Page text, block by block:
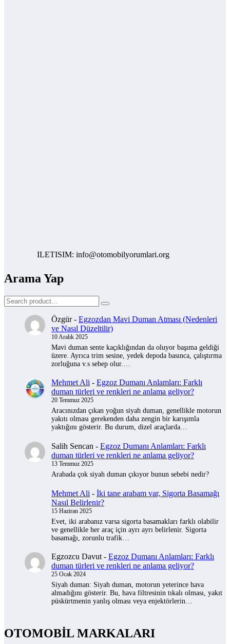
ILETISIM: info@otomobilyorumlari.org
Arama Yap
Özgür- Egzozdan Mavi Duman Atması (Nedenleri
ve Nasıl Düzeltilir)
10 Aralık 2025
Mavi duman sente kaçıklığından da oluyor başıma geldiği
üzere. Ayrıca trim sesine, yedek depoda basınca, çalıştırma
zorluğuna v.s sebep olur.…
Mehmet Ali - Egzoz Dumanı Anlamları: Farklı
duman türleri ve renkleri ne anlama geliyor?
20 Temmuz 2025
Aracınızdan çıkan yoğun siyah duman, genellikle motorun
yakıtı olması gerekenden daha zengin bir karışımla
yaktığını gösterir. Bu durum, dizel araçlarda…
Salih Sencan - Egzoz Dumanı Anlamları: Farklı
duman türleri ve renkleri ne anlama geliyor?
13 Temmuz 2025
Arabada çok siyah duman çıkıyor bunun sebebi nedir?
Mehmet Ali - İki tane arabam var, Sigorta Basamağı
Nasıl Belirlenir?
15 Haziran 2025
Evet, iki arabanız varsa sigorta basamakları farklı olabilir
ve genellikle her araç için ayrı ayrı belirlenir. Sigorta
basamağı, zorunlu trafik…
Egzozcu Davut - Egzoz Dumanı Anlamları: Farklı
duman türleri ve renkleri ne anlama geliyor?
25 Ocak 2024
Siyah duman: Siyah duman, motorun yeterince hava
almadığını gösterir. Bu, hava filtresinin tıkalı olması, yakıt
püskürtmenin yanlış olması veya enjektörlerin…
OTOMOBİL MARKALARI